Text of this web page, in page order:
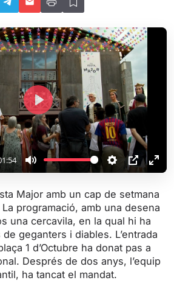
M
u
t
e
S
t
t
n
g
s
P
P
E
t
r
u
P
l
a
Major amb un cap de setmana
programació, amb una desena
una cercavila, en la qual hi ha
geganters i diables. L’entrada
1 d’Octubre ha donat pas a
Després de dos anys, l’equip
ha tancat el mandat.